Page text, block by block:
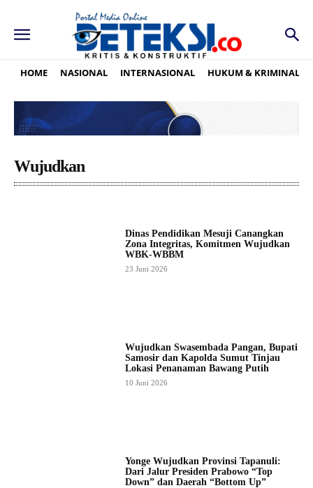
HOME NASIONAL INTERNASIONAL HUKUM & KRIMINAL
Wujudkan
Dinas Pendidikan Mesuji Canangkan
Zona Integritas, Komitmen Wujudkan
WBK-WBBM
23 Juni 2026
Wujudkan Swasembada Pangan, Bupati
Samosir dan Kapolda Sumut Tinjau
Lokasi Penanaman Bawang Putih
10 Juni 2026
Yonge Wujudkan Provinsi Tapanuli:
Dari Jalur Presiden Prabowo “Top
Down” dan Daerah “Bottom Up”